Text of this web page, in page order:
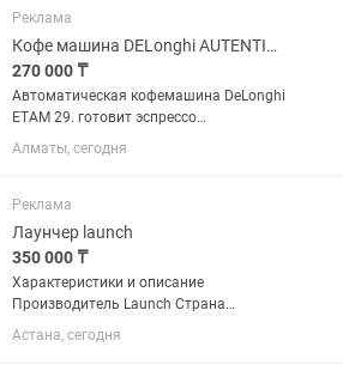
Видеокарта gtx 1660 ti 6gb Память ssd
1tb...
Реклама
Кофе машина DELonghi AUTENTICA
270 000 ₸
Автоматическая кофемашина DeLonghi
ETAM 29. готовит эспрессо
(одновременно можно заварить две
чашки), капучино, латте макиато, флэт
модель заложено восемь...
Алматы, сегодня
Реклама
Лаунчер launch
350 000 ₸
Характеристики и описание
Производитель Launch Страна
производительКитай Чтение и
стирание кодов неисправностейДа
Астана, сегодня